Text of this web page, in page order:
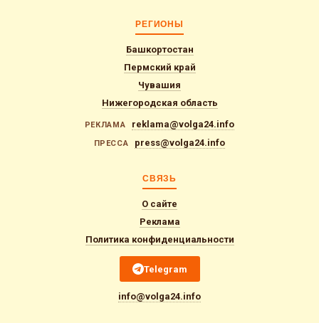
РЕГИОНЫ
Башкортостан
Пермский край
Чувашия
Нижегородская область
РЕКЛАМА reklama@volga24.info
ПРЕССА press@volga24.info
СВЯЗЬ
О сайте
Реклама
Политика конфиденциальности
Telegram
info@volga24.info